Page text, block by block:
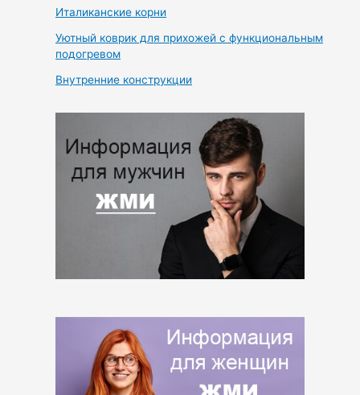
Италиканские корни
Уютный коврик для прихожей с функциональным
подогревом
Внутренние конструкции